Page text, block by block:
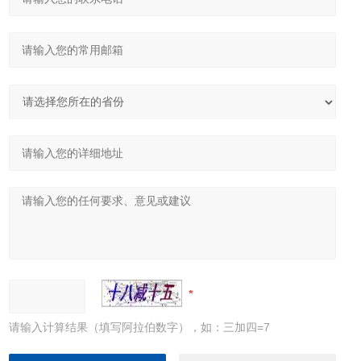
请输入计算结果（填写阿拉伯数字），如：三加四=7